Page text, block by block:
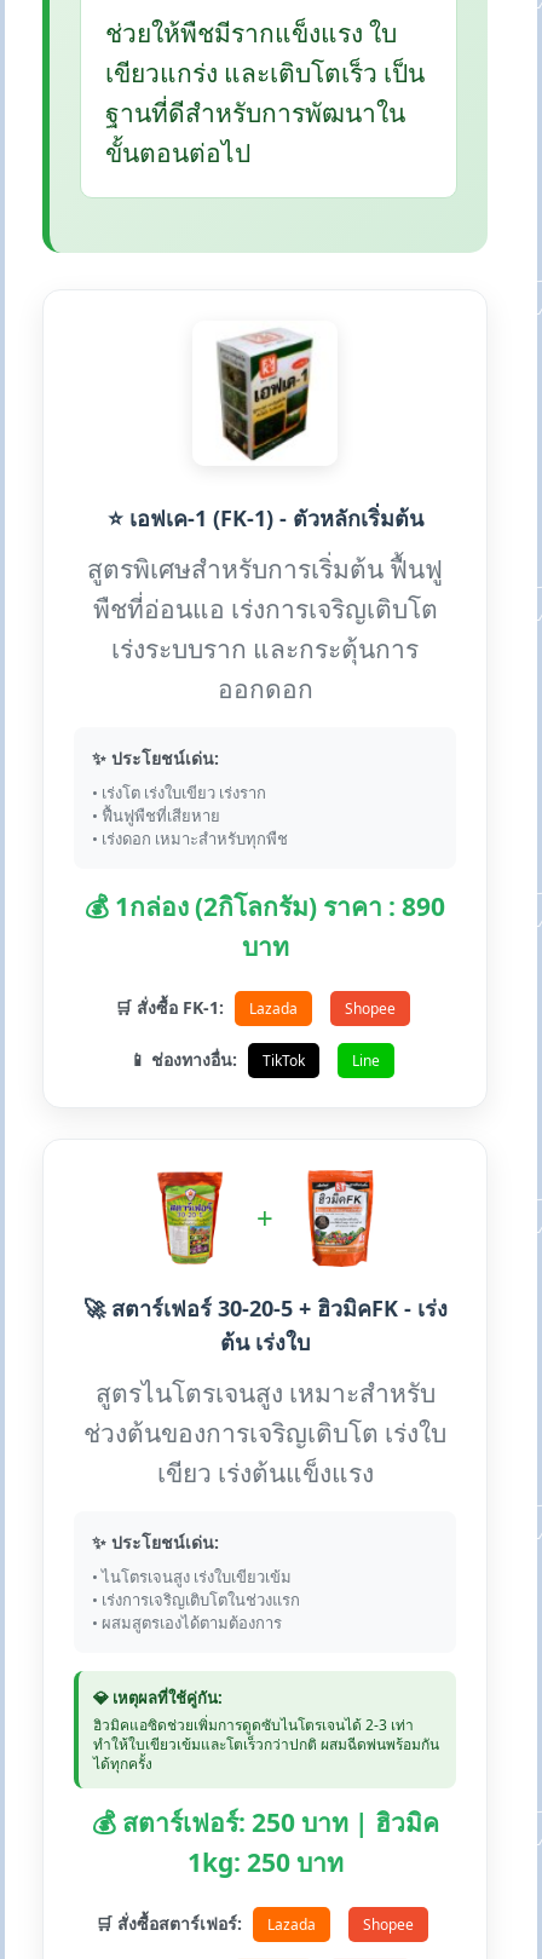
ช่วยให้พืชมีรากแข็งแรง ใบ
เขียวแกร่ง และเติบโตเร็ว เป็น
ฐานที่ดีสำหรับการพัฒนาใน
ขั้นตอนต่อไป
⭐ เอฟเค-1 (FK-1) - ตัวหลักเริ่มต้น
สูตรพิเศษสำหรับการเริ่มต้น ฟื้นฟู
พืชที่อ่อนแอ เร่งการเจริญเติบโต
เร่งระบบราก และกระตุ้นการ
ออกดอก
✨ ประโยชน์เด่น:
• เร่งโต เร่งใบเขียว เร่งราก
• ฟื้นฟูพืชที่เสียหาย
• เร่งดอก เหมาะสำหรับทุกพืช
💰 1กล่อง (2กิโลกรัม) ราคา : 890
บาท
🛒 สั่งซื้อ FK-1: Lazada Shopee
📱 ช่องทางอื่น: TikTok Line
+
🚀 สตาร์เฟอร์ 30-20-5 + ฮิวมิคFK - เร่ง
ต้น เร่งใบ
สูตรไนโตรเจนสูง เหมาะสำหรับ
ช่วงต้นของการเจริญเติบโต เร่งใบ
เขียว เร่งต้นแข็งแรง
✨ ประโยชน์เด่น:
• ไนโตรเจนสูง เร่งใบเขียวเข้ม
• เร่งการเจริญเติบโตในช่วงแรก
• ผสมสูตรเองได้ตามต้องการ
💎 เหตุผลที่ใช้คู่กัน:
ฮิวมิคแอซิดช่วยเพิ่มการดูดซับไนโตรเจนได้ 2-3 เท่า
ทำให้ใบเขียวเข้มและโตเร็วกว่าปกติ ผสมฉีดพ่นพร้อมกัน
ได้ทุกครั้ง
💰 สตาร์เฟอร์: 250 บาท | ฮิวมิค
1kg: 250 บาท
🛒 สั่งซื้อสตาร์เฟอร์: Lazada Shopee